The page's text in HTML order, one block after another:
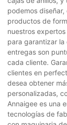
podemos
productos de
nuestros
para garantizar
entregas son
cada cliente.
clientes en
desea obtener
personalizadas,
Annaigee es una
tecnologías de